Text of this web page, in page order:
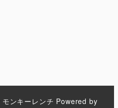
モンキーレンチ Powered by